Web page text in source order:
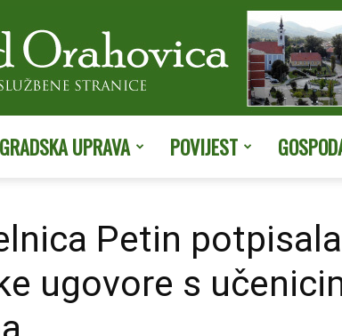
GRADSKA UPRAVA POVIJEST
Petin
ugovore s